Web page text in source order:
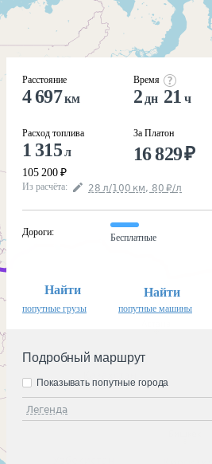
Расстояние
4 697км
Расход топлива
1 315л
105 200 ₽
Время
2 дн 21 ч
За Платон
16 829₽
Из расчёта: 28 л/100 км, 80 ₽/л
Дороги:
Бесплатные
Найти
попутные грузы
Найти
попутные машины
Подробный маршрут
Легенда
Показывать попутные города